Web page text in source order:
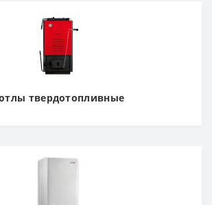
твердотопливные